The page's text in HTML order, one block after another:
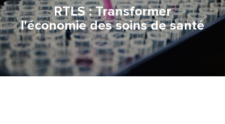
RTLS : Transformer
l'économie des soins de santé